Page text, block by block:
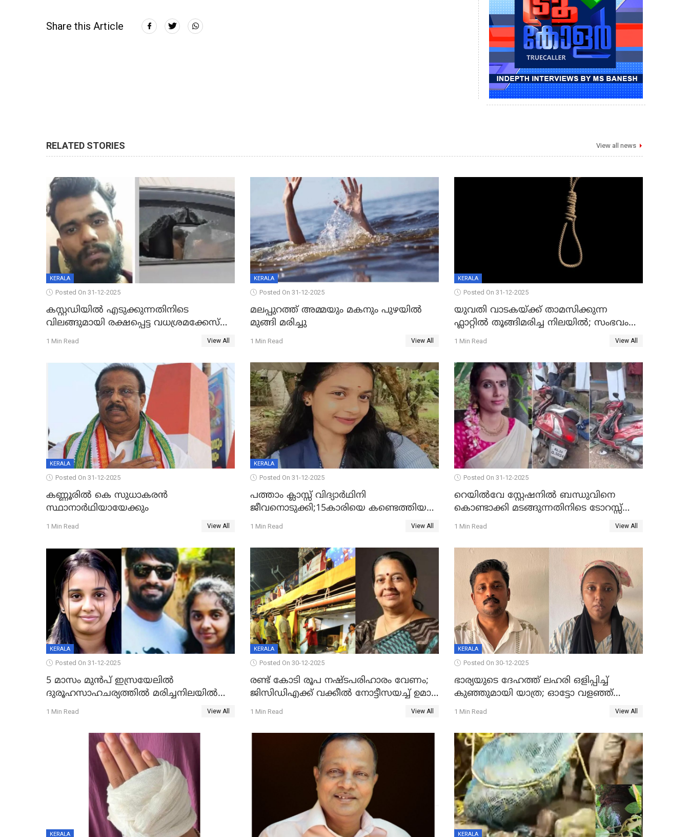
Share this Article
RELATED STORIES View all news
KERALA
Posted On 31-12-2025
കസ്റ്റഡിയിൽ എടുക്കുന്നതിനിടെ
വിലങ്ങുമായി രക്ഷപ്പെട്ട വധശ്രമക്കേസ്
പ്രതി പിടിയിൽ
1 Min Read View All
KERALA
Posted On 31-12-2025
മലപ്പുറത്ത് അമ്മയും മകനും പുഴയിൽ
മുങ്ങി മരിച്ചു
1 Min Read View All
KERALA
Posted On 31-12-2025
യുവതി വാടകയ്ക്ക് താമസിക്കുന്ന
ഫ്ലാറ്റില്‍ തൂങ്ങിമരിച്ച നിലയില്‍; സംഭവം
കൈതപ്പൊയിലില്‍
1 Min Read View All
KERALA
Posted On 31-12-2025
കണ്ണൂരിൽ കെ സുധാകരൻ
സ്ഥാനാർഥിയായേക്കും
1 Min Read View All
KERALA
Posted On 31-12-2025
പത്താം ക്ലാസ്സ് വിദ്യാര്‍ഥിനി
ജീവനൊടുക്കി;15കാരിയെ കണ്ടെത്തിയത്
കിടപ്പുമുറിയില്‍ തൂങ്ങി മരിച്ച നിലയിൽ
1 Min Read View All
Posted On 31-12-2025
റെയിൽവേ സ്റ്റേഷനിൽ ബന്ധുവിനെ
കൊണ്ടാക്കി മടങ്ങുന്നതിനിടെ ടോറസ്സ്
ലോറി സ്കൂട്ടറിൽ ഇടിച്ചു : യുവതിക്ക്
1 Min Read View All
KERALA
Posted On 31-12-2025
5 മാസം മുൻപ് ഇസ്രയേലിൽ
ദുരൂഹസാഹചര്യത്തിൽ മരിച്ചനിലയിൽ
കണ്ടെത്തിയ മലയാളി യുവാവിന്റെ
1 Min Read View All
KERALA
Posted On 30-12-2025
രണ്ട് കോടി രൂപ നഷ്ടപരിഹാരം വേണം;
ജിസിഡിഎക്ക് വക്കീൽ നോട്ടീസയച്ച് ഉമാ
തോമസ്
1 Min Read View All
KERALA
Posted On 30-12-2025
ഭാര്യയുടെ ദേഹത്ത് ലഹരി ഒളിപ്പിച്ച്
കുഞ്ഞുമായി യാത്ര; ഓട്ടോ വളഞ്ഞ്
ദമ്പതികളെ പിടികൂടി പൊലീസ്
1 Min Read View All
KERALA KERALA